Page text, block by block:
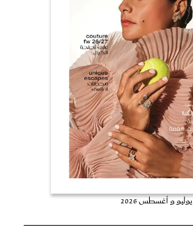
يوليو و أغسطس 2026